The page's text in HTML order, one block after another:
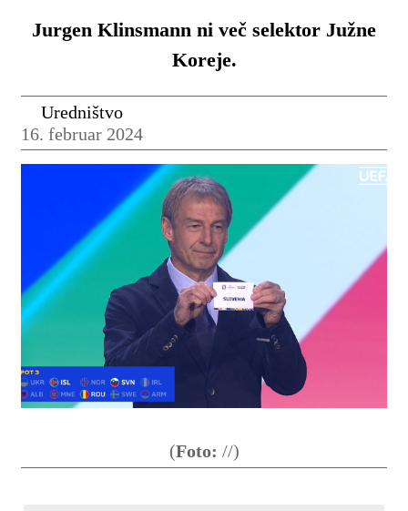
Jurgen Klinsmann ni več selektor Južne
Koreje.
Uredništvo
16. februar 2024
(Foto: //)